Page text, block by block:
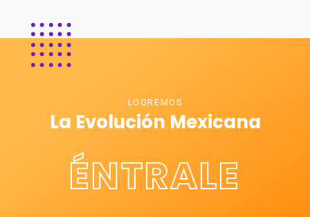
LOGREMOS
La Evolución Mexicana
ÉNTRALE